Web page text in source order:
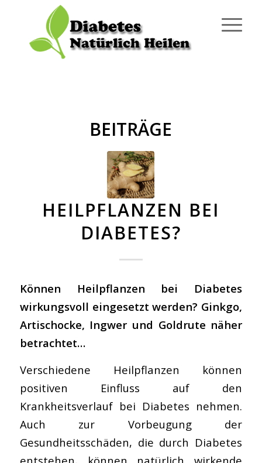
BEITRÄGE
HEILPFLANZEN BEI
DIABETES?
Können Heilpflanzen bei Diabetes
wirkungsvoll eingesetzt werden? Ginkgo,
Artischocke, Ingwer und Goldrute näher
betrachtet…
Verschiedene Heilpflanzen können
positiven Einfluss auf den
Krankheitsverlauf bei Diabetes nehmen.
Auch zur Vorbeugung der
Gesundheitsschäden, die durch Diabetes